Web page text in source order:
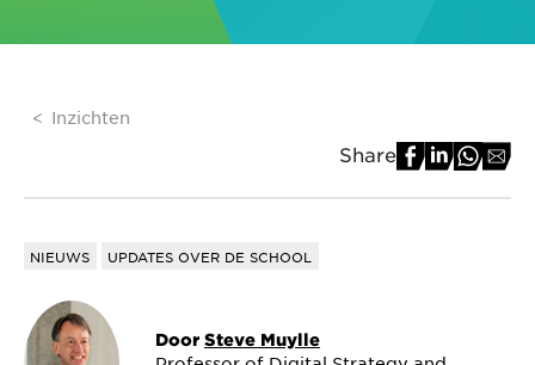
Inzichten
Share
NIEUWS UPDATES OVER DE SCHOOL
Door Steve Muylle